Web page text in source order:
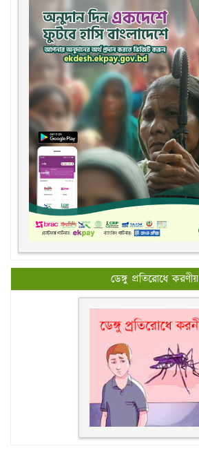
ডেঙ্গু প্রতিরোধে করণীয়